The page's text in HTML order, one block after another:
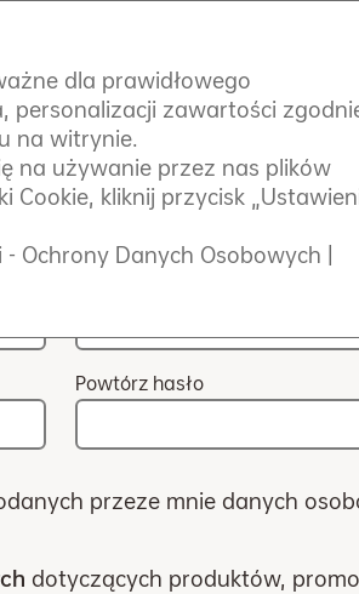
Nazwisko
Powtórz hasło
przeze mnie danych
dotyczących produktów,
dla prawidłowego
personalizacji zawartości
na witrynie.
na używanie przez nas plików
Cookie, kliknij przycisk
Ochrony Danych Osobowych |